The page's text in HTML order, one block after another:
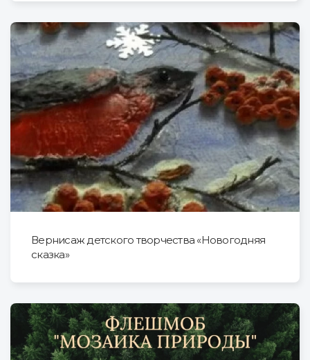
Вернисаж детского творчества «Новогодняя
сказка»